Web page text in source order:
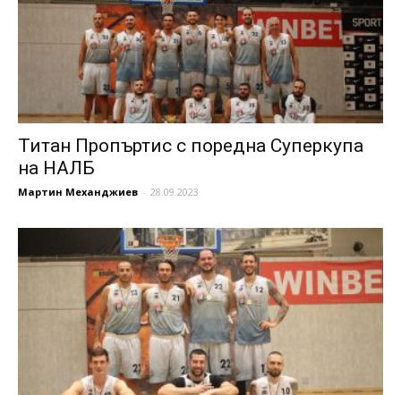
Титан Пропъртис с поредна Суперкупа
на НАЛБ
Мартин Механджиев - 28.09.2023